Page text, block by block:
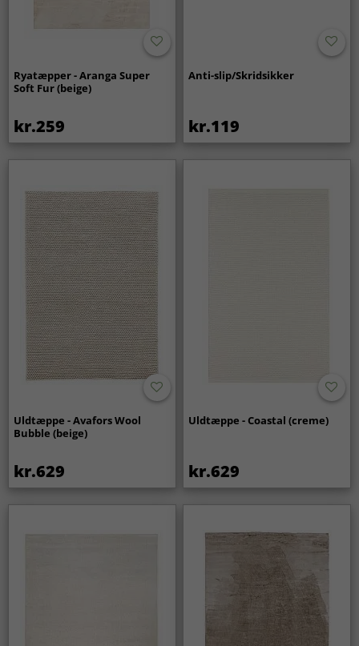
Ryatæpper - Aranga Super
Soft Fur (beige)
kr.259
Anti-slip/Skridsikker
kr.119
Uldtæppe - Avafors Wool
Bubble (beige)
kr.629
Uldtæppe - Coastal (creme)
kr.629